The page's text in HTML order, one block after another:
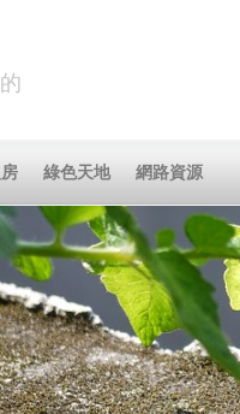
綠色天地 網路資源